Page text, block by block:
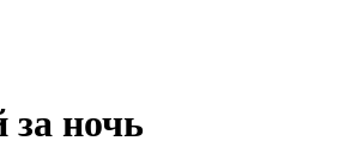
ночь